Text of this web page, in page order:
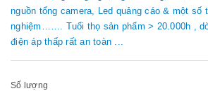
nguồn tổng camera, Led quảng cáo & một số
nghiệm……. Tuổi thọ sản phẩm > 20.000h ,
điện áp thấp rất an toàn ...
Số lượng